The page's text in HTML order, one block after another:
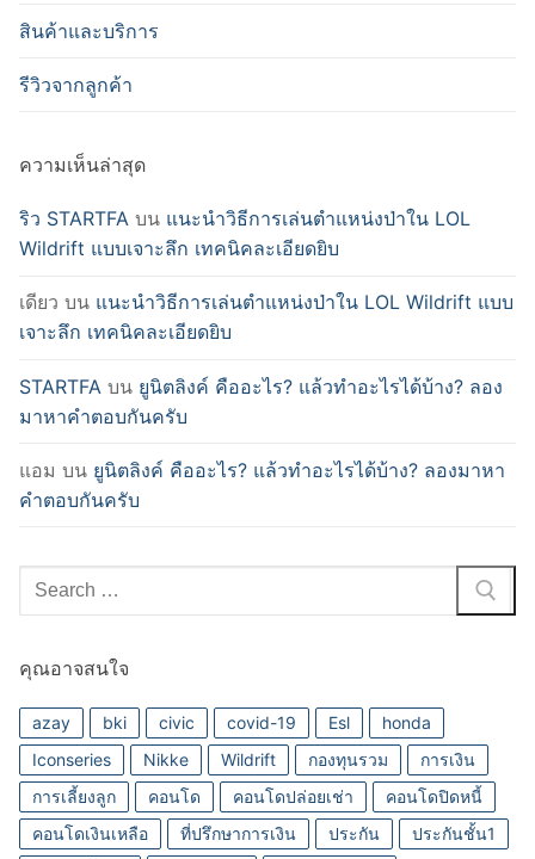
สินค้าและบริการ
รีวิวจากลูกค้า
ความเห็นล่าสุด
ริว STARTFA บน แนะนำวิธีการเล่นตำแหน่งป่าใน LOL
Wildrift แบบเจาะลึก เทคนิคละเอียดยิบ
เดียว บน แนะนำวิธีการเล่นตำแหน่งป่าใน LOL Wildrift แบบ
เจาะลึก เทคนิคละเอียดยิบ
STARTFA บน ยูนิตลิงค์ คืออะไร? แล้วทำอะไรได้บ้าง? ลอง
มาหาคำตอบกันครับ
แอม บน ยูนิตลิงค์ คืออะไร? แล้วทำอะไรได้บ้าง? ลองมาหา
คำตอบกันครับ
Search
for:
คุณอาจสนใจ
azay bki civic covid-19 Esl
honda
Iconseries
Nikke Wildrift กองทุนรวม
การเงิน
การเลี้ยงลูก
คอนโด คอนโดปล่อยเช่า
คอนโดปิดหนี้
คอนโดเงินเหลือ
ที่ปรึกษาการเงิน ประกัน
ประกันชั้น1